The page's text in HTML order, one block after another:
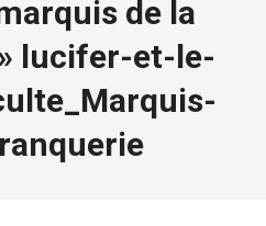
de la
lucifer-et-le-